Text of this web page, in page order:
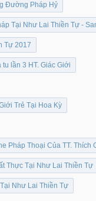
Đường Pháp Hỷ
Tại Như Lai Thiền Tự -
Tự 2017
lần 3 HT. Giác Giới
Trẻ Tại Hoa Kỳ
Pháp Thoại Của TT. Thích
Thực Tại Như Lai Thiền Tự
Như Lai Thiền Tự